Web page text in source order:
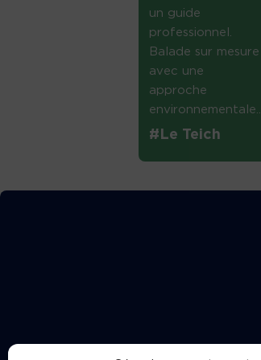
un guide
professionnel.
Balade sur mesure
avec une
approche
environnementale....
#Le Teich